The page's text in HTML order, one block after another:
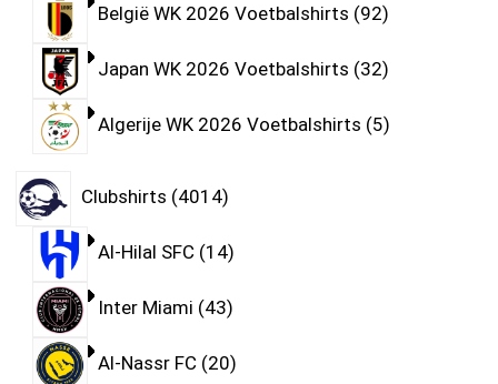
België WK 2026 Voetbalshirts 92
Japan WK 2026 Voetbalshirts 32
Algerije WK 2026 Voetbalshirts 5
Clubshirts 4014
Al-Hilal SFC 14
Inter Miami 43
Al-Nassr FC 20